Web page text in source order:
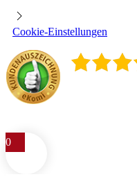
Cookie-Einstellungen
0